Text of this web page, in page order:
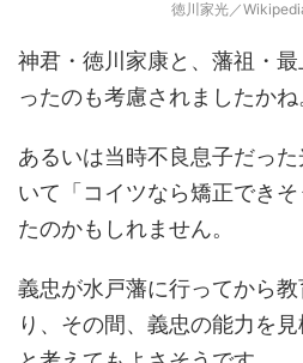
徳川家光／
神君・徳川家康と、藩祖・
ったのも考慮されましたかね
あるいは当時不良息子だっ
いて「コイツなら矯正でき
たのかもしれません。
義忠が水戸藩に行ってから
り、その間、義忠の能力を